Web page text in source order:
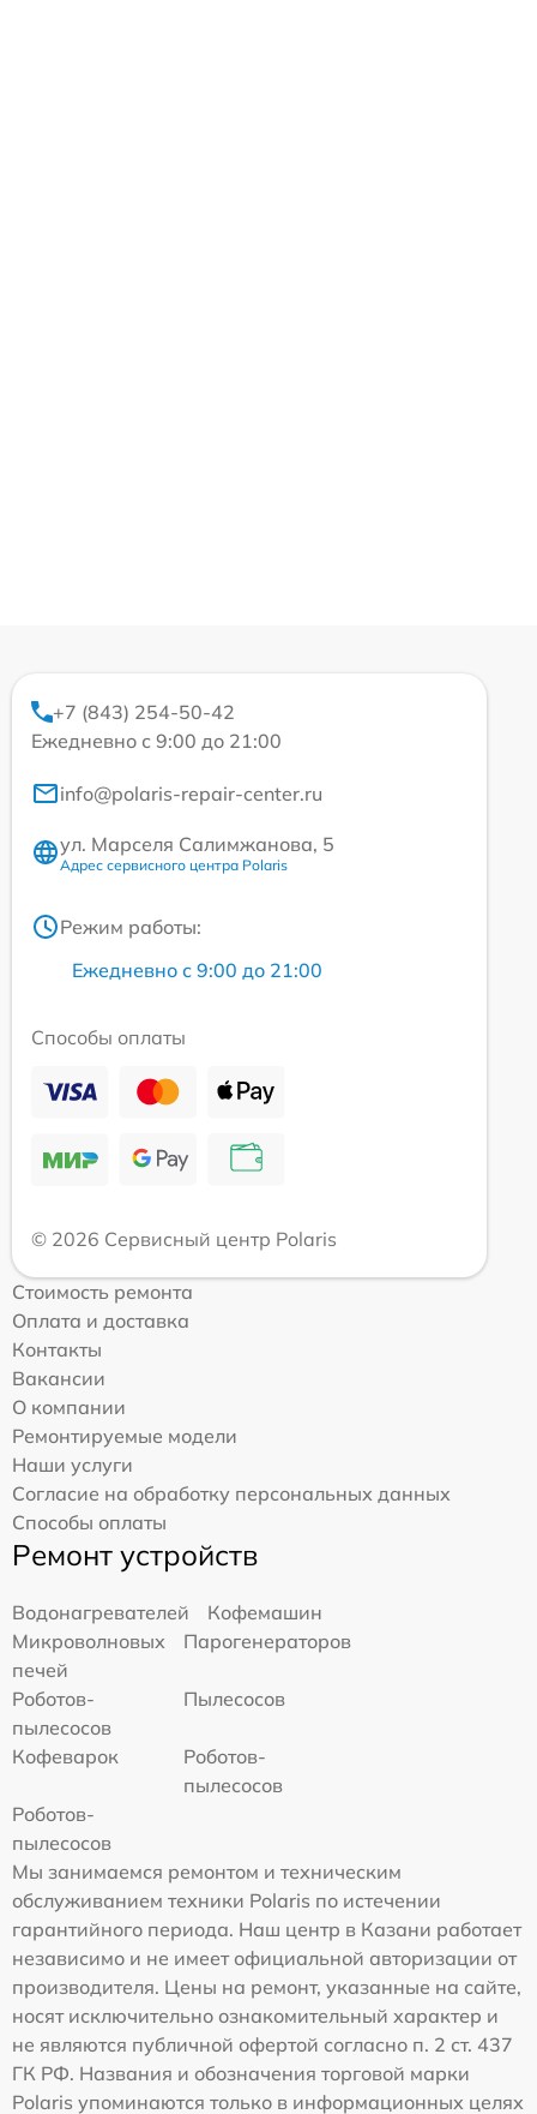
+7 (843) 254-50-42
Ежедневно с 9:00 до 21:00
info@polaris-repair-center.ru
ул. Марселя Салимжанова, 5
Адрес сервисного центра Polaris
Режим работы:
Ежедневно с 9:00 до 21:00
Способы оплаты
© 2026 Сервисный центр Polaris
Стоимость ремонта
Оплата и доставка
Контакты
Вакансии
О компании
Ремонтируемые модели
Наши услуги
Согласие на обработку персональных данных
Способы оплаты
Ремонт устройств
Водонагревателей
Кофемашин
Микроволновых
печей
Парогенераторов
Роботов-
пылесосов
Пылесосов
Кофеварок
Роботов-
пылесосов
Роботов-
пылесосов
Мы занимаемся ремонтом и техническим
обслуживанием техники Polaris по истечении
гарантийного периода. Наш центр в Казани работает
независимо и не имеет официальной авторизации от
производителя. Цены на ремонт, указанные на сайте,
носят исключительно ознакомительный характер и
не являются публичной офертой согласно п. 2 ст. 437
ГК РФ. Названия и обозначения торговой марки
Polaris упоминаются только в информационных целях